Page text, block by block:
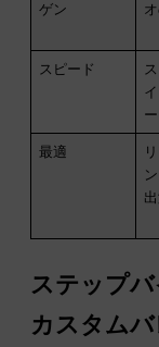
ゲン
スピード
ー
最適
ステップ
カスタム